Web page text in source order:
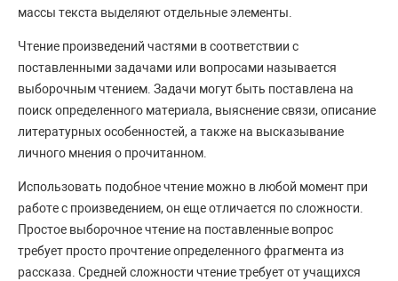
массы текста выделяют отдельные элементы.
Чтение произведений частями в соответствии с
поставленными задачами или вопросами называется
выборочным чтением. Задачи могут быть поставлена на
поиск определенного материала, выяснение связи, описание
литературных особенностей, а также на высказывание
личного мнения о прочитанном.
Использовать подобное чтение можно в любой момент при
работе с произведением, он еще отличается по сложности.
Простое выборочное чтение на поставленные вопрос
требует просто прочтение определенного фрагмента из
рассказа. Средней сложности чтение требует от учащихся